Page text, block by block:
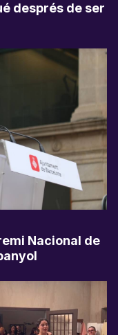
després de ser
Nacional de